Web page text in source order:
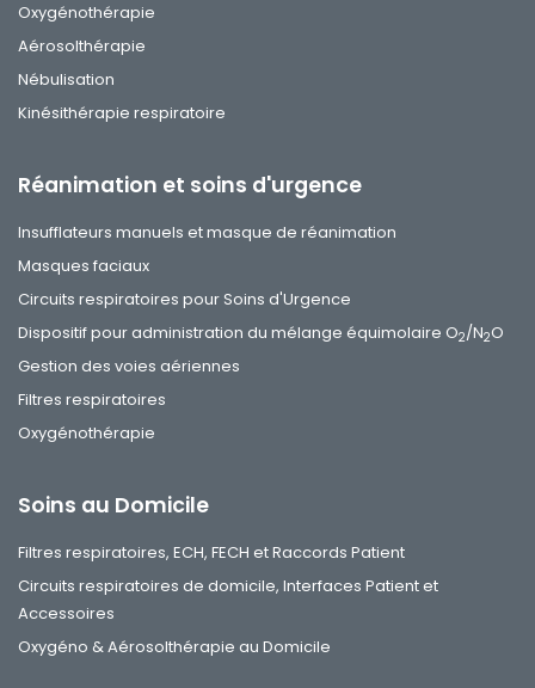
Oxygénothérapie
Aérosolthérapie
Nébulisation
Kinésithérapie respiratoire
Réanimation et soins d'urgence
Insufflateurs manuels et masque de réanimation
Masques faciaux
Circuits respiratoires pour Soins d'Urgence
Dispositif pour administration du mélange équimolaire O2/N2O
Gestion des voies aériennes
Filtres respiratoires
Oxygénothérapie
Soins au Domicile
Filtres respiratoires, ECH, FECH et Raccords Patient
Circuits respiratoires de domicile, Interfaces Patient et
Accessoires
Oxygéno & Aérosolthérapie au Domicile